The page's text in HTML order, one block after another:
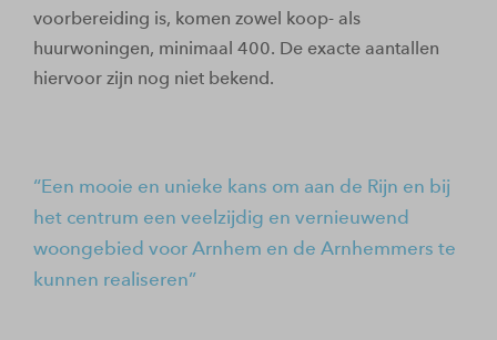
voorbereiding is, komen zowel koop- als
huurwoningen, minimaal 400. De exacte aantallen
hiervoor zijn nog niet bekend.
Een mooie en unieke kans om aan de Rijn en bij
het centrum een veelzijdig en vernieuwend
woongebied voor Arnhem en de Arnhemmers te
kunnen realiseren